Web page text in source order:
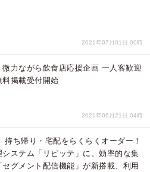
2021年07月01日 00時
微力ながら飲食店応援企画 一人客歓迎
掲載受付開始
2021年06月21日 04時
持ち帰り・宅配をらくらくオーダー！
システム「リピッテ」に、効率的な集
グメント配信機能」が新搭載、利用